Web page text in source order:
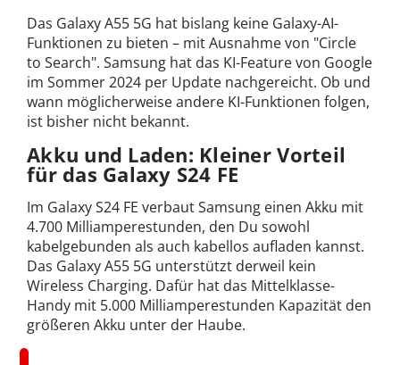
Das Galaxy A55 5G hat bislang keine Galaxy-AI-
Funktionen zu bieten – mit Ausnahme von "Circle
to Search". Samsung hat das KI-Feature von Google
im Sommer 2024 per Update nachgereicht. Ob und
wann möglicherweise andere KI-Funktionen folgen,
ist bisher nicht bekannt.
Akku und Laden: Kleiner Vorteil
für das Galaxy S24 FE
Im Galaxy S24 FE verbaut Samsung einen Akku mit
4.700 Milliamperestunden, den Du sowohl
kabelgebunden als auch kabellos aufladen kannst.
Das Galaxy A55 5G unterstützt derweil kein
Wireless Charging. Dafür hat das Mittelklasse-
Handy mit 5.000 Milliamperestunden Kapazität den
größeren Akku unter der Haube.